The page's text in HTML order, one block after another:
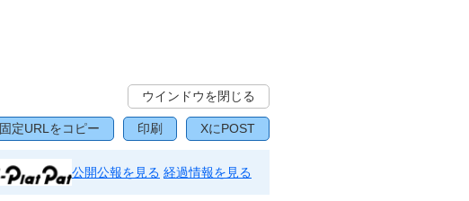
ウインドウを閉じる
固定URLをコピー 印刷 XにPOST
公開公報を見る 経過情報を見る